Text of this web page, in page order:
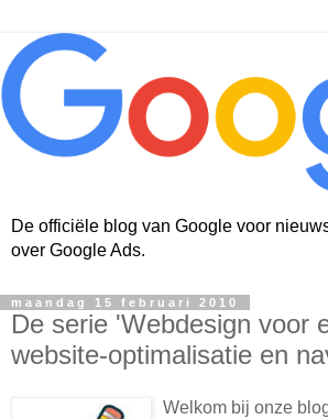
De officiële blog van Google voor
over Google Ads.
maandag 15 februari 2010
De serie 'Webdesign voor
website-optimalisatie en
Welkom bij onze